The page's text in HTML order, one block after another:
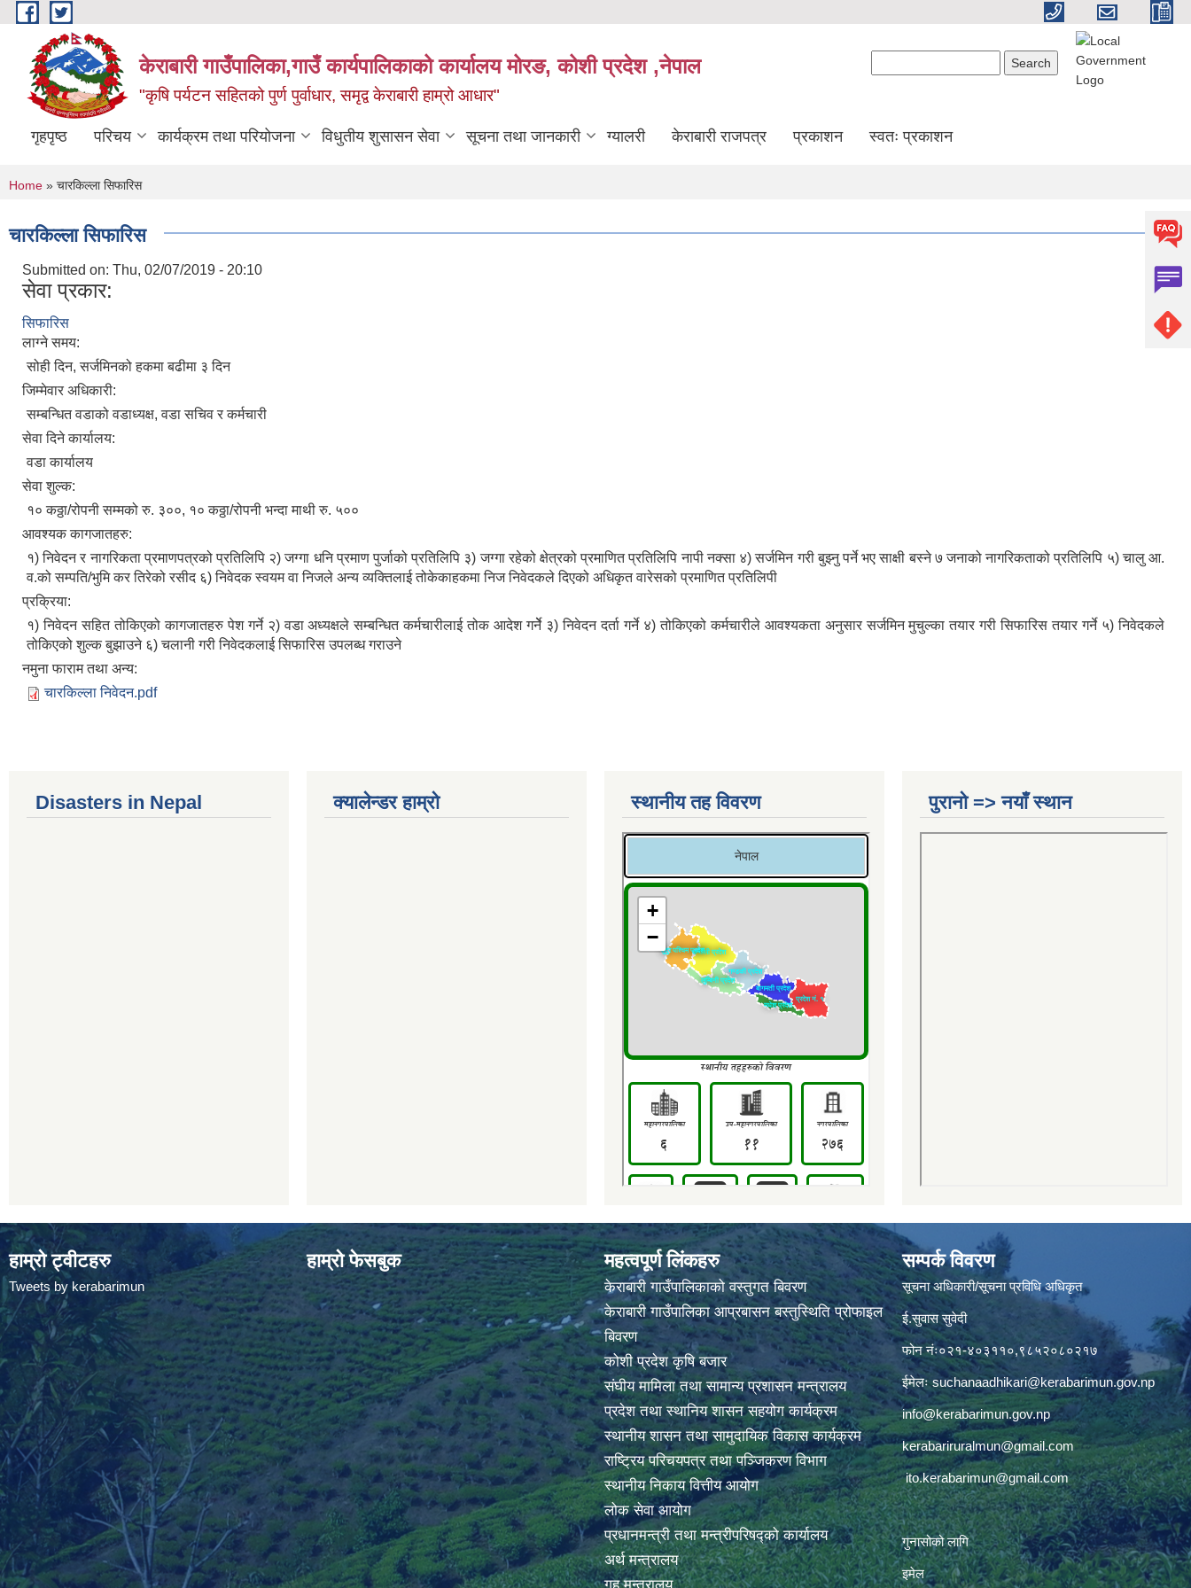
Skip to main content
केराबारी गाउँपालिका,गाउँ कार्यपालिकाको कार्यालय मोरङ, कोशी प्रदेश ,नेपाल
"कृषि पर्यटन सहितको पुर्ण पुर्वाधार, समृद्व केराबारी हाम्रो आधार"
गृहपृष्ठ परिचय कार्यक्रम तथा परियोजना विधुतीय शुसासन सेवा सूचना तथा जानकारी ग्यालरी केराबारी राजपत्र प्रकाशन स्वतः प्रकाशन
You are here
Home » चारकिल्ला सिफारिस
चारकिल्ला सिफारिस
Submitted on: Thu, 02/07/2019 - 20:10
सेवा प्रकार:
सिफारिस
लाग्ने समय:
सोही दिन, सर्जमिनको हकमा बढीमा ३ दिन
जिम्मेवार अधिकारी:
सम्बन्धित वडाको वडाध्यक्ष, वडा सचिव र कर्मचारी
सेवा दिने कार्यालय:
वडा कार्यालय
सेवा शुल्क:
१० कठ्ठा/रोपनी सम्मको रु. ३००, १० कठ्ठा/रोपनी भन्दा माथी रु. ५००
आवश्यक कागजातहरु:
१) निवेदन र नागरिकता प्रमाणपत्रको प्रतिलिपि २) जग्गा धनि प्रमाण पुर्जाको प्रतिलिपि ३) जग्गा रहेको क्षेत्रको प्रमाणित प्रतिलिपि नापी नक्सा ४) सर्जमिन गरी बुझ्नु पर्ने भए साक्षी बस्ने ७ जनाको नागरिकताको प्रतिलिपि ५) चालु आ.
व.को सम्पति/भुमि कर तिरेको रसीद ६) निवेदक स्वयम वा निजले अन्य व्यक्तिलाई तोकेकाहकमा निज निवेदकले दिएको अधिकृत वारेसको प्रमाणित प्रतिलिपी
प्रक्रिया:
१) निवेदन सहित तोकिएको कागजातहरु पेश गर्ने २) वडा अध्यक्षले सम्बन्धित कर्मचारीलाई तोक आदेश गर्नेे ३) निवेदन दर्ता गर्ने ४) तोकिएको कर्मचारीले आवश्यकता अनुसार सर्जमिन मुचुल्का तयार गरी सिफारिस तयार गर्ने ५) निवेदकले
तोकिएको शुल्क बुझाउने ६) चलानी गरी निवेदकलाई सिफारिस उपलब्ध गराउने
नमुना फाराम तथा अन्य:
चारकिल्ला निवेदन.pdf
Disasters in Nepal क्यालेन्डर हाम्रो स्थानीय तह विवरण पुरानो => नयाँ स्थान
हाम्रो ट्वीटहरु
Tweets by kerabarimun
हाम्रो फेसबुक महत्वपूर्ण लिंकहरु
केराबारी गाउँपालिकाको वस्तुगत बिवरण
केराबारी गाउँपालिका आप्रबासन बस्तुस्थिति प्रोफाइल
बिवरण
कोशी प्रदेश कृषि बजार
संघीय मामिला तथा सामान्य प्रशासन मन्त्रालय
प्रदेश तथा स्थानिय शासन सहयोग कार्यक्रम
स्थानीय शासन तथा सामुदायिक विकास कार्यक्रम
राष्ट्रिय परिचयपत्र तथा पञ्जिकरण विभाग
स्थानीय निकाय वित्तीय आयोग
लोक सेवा आयोग
प्रधानमन्त्री तथा मन्त्रीपरिषद्को कार्यालय
अर्थ मन्त्रालय
सम्पर्क विवरण
सूचना अधिकारी/सूचना प्रविधि अधिकृत
ई.सुवास सुवेदी
फोन नंः०२१-४०३११०,९८५२०८०२१७
ईमेलःsuchanaadhikari@kerabarimun.gov.np
info@kerabarimun.gov.np
kerabariruralmun@gmail.com
ito.kerabarimun@gmail.com
गुनासोको लागि
इमेल